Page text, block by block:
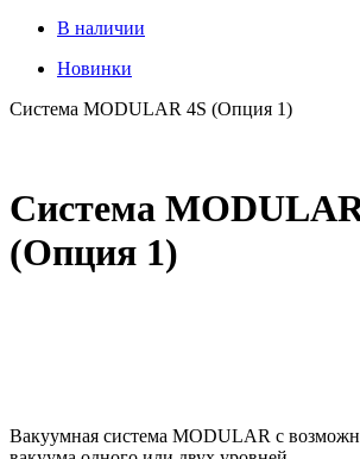
В наличии
Новинки
Система MODULAR 4S (Опция 1)
Система
(Опция 1)
Вакуумная система MODULAR с